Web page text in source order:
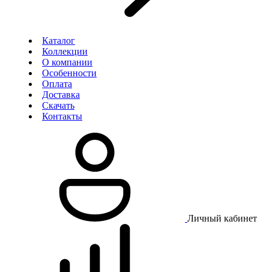
Каталог
Коллекции
О компании
Особенности
Оплата
Доставка
Скачать
Контакты
Личный кабинет